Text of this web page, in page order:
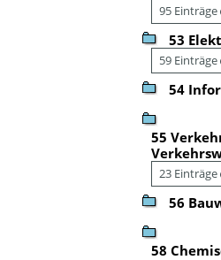
95 Einträge
53
59 Einträge
54
55
23 Einträge
56
58